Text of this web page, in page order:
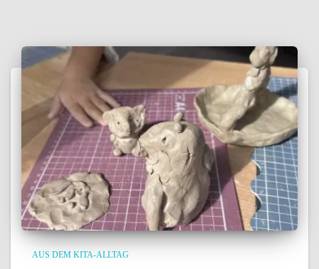
AUS DEM KITA-ALLTAG